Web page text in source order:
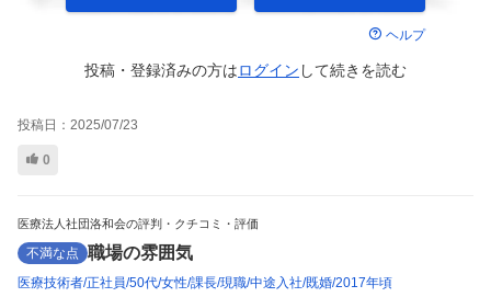
ヘルプ
投稿・登録済みの方はログイン して続きを読む
投稿日： 2025/07/23
0
医療法人社団洛和会の評判・クチコミ・評価
不満な点 職場の雰囲気
医療技術者 正社員 50代 女性 課長 現職 中途入社 既婚 2017年頃